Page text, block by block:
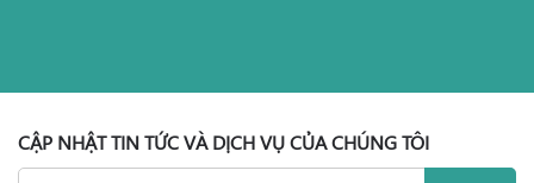
CẬP NHẬT TIN TỨC VÀ DỊCH VỤ CỦA CHÚNG TÔI